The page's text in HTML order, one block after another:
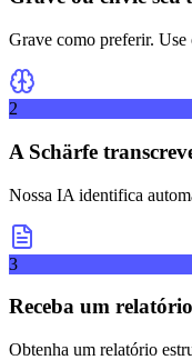
Grave como preferir.
2
A Schärfe
Nossa IA identifica
3
Receba um
Obtenha um relatório